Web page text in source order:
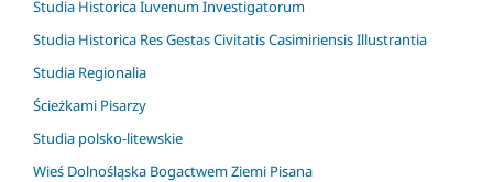
Studia Historica Iuvenum Investigatorum
Studia Historica Res Gestas Civitatis Casimiriensis Illustrantia
Studia Regionalia
Ścieżkami Pisarzy
Studia polsko-litewskie
Wieś Dolnośląska Bogactwem Ziemi Pisana